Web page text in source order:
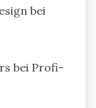
bei
bei Profi-